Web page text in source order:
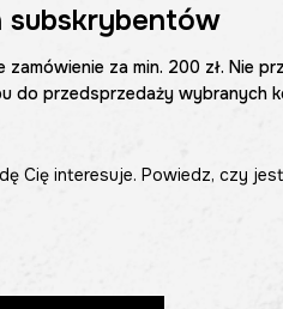
za min. 200 zł. Nie
do przedsprzedaży wybranych
Cię interesuje. Powiedz, czy